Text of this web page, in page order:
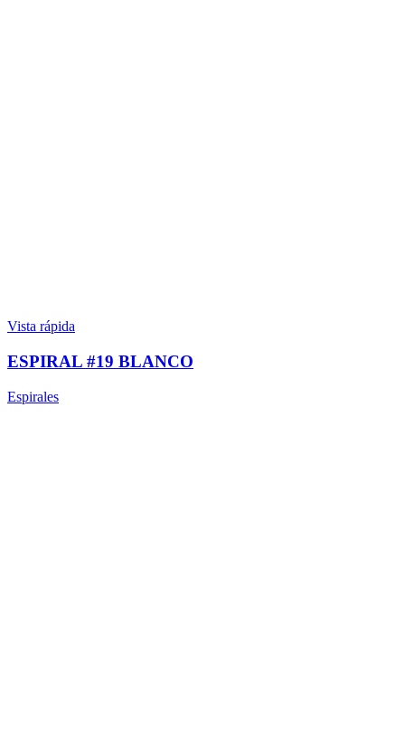
Vista rápida
ESPIRAL #19 BLANCO
Espirales